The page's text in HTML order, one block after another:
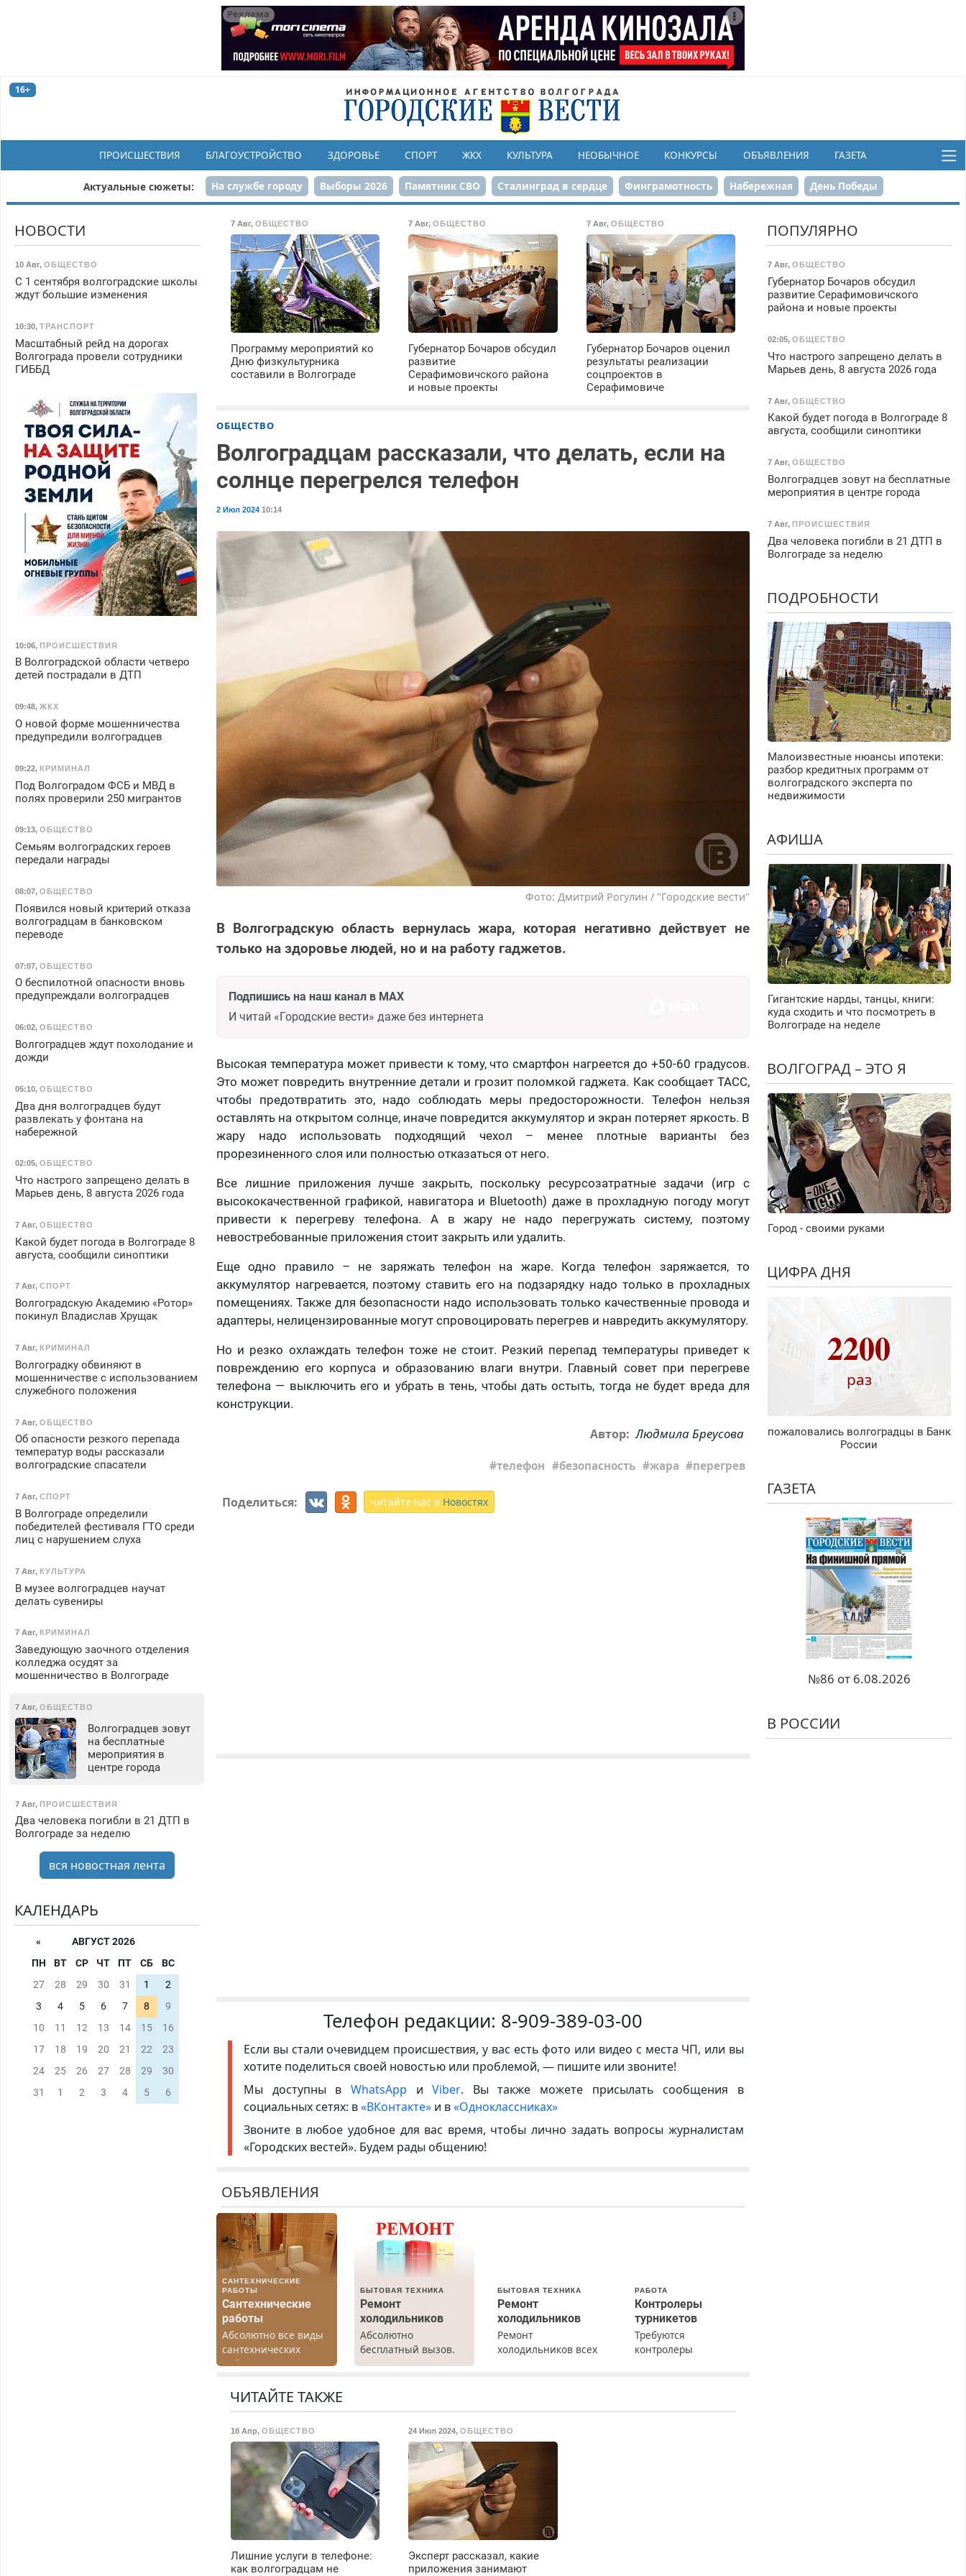
Реклама
16+
ПРОИСШЕСТВИЯ БЛАГОУСТРОЙСТВО ЗДОРОВЬЕ СПОРТ ЖКХ КУЛЬТУРА НЕОБЫЧНОЕ КОНКУРСЫ ОБЪЯВЛЕНИЯ ГАЗЕТА
Актуальные сюжеты: На службе городу Выборы 2026 Памятник СВО Сталинград в сердце Финграмотность Набережная День Победы
Реконструкция ЦПКиО 80-летие Победы Парк Героев-летчиков
7 Авг,ОБЩЕСТВО
Программу мероприятий ко
Дню физкультурника
составили в Волгограде
7 Авг,ОБЩЕСТВО
Губернатор Бочаров обсудил
развитие
Серафимовичского района
и новые проекты
7 Авг, ОБЩЕСТВО
Губернатор Бочаров оценил
результаты реализации
соцпроектов в
Серафимовиче
ОБЩЕСТВО
Волгоградцам рассказали, что делать, если на
солнце перегрелся телефон
2 Июл 2024 10:14
Фото: Дмитрий Рогулин / "Городские вести"
В Волгоградскую область вернулась жара, которая негативно действует не
только на здоровье людей, но и на работу гаджетов.
Подпишись на наш канал в MAX
И читай «Городские вести» даже без интернета
Высокая температура может привести к тому, что смартфон нагреется до +50-60 градусов.
Это может повредить внутренние детали и грозит поломкой гаджета. Как сообщает ТАСС,
чтобы предотвратить это, надо соблюдать меры предосторожности. Телефон нельзя
оставлять на открытом солнце, иначе повредится аккумулятор и экран потеряет яркость. В
жару надо использовать подходящий чехол – менее плотные варианты без
прорезиненного слоя или полностью отказаться от него.
Все лишние приложения лучше закрыть, поскольку ресурсозатратные задачи (игр с
высококачественной графикой, навигатора и Bluetooth) даже в прохладную погоду могут
привести к перегреву телефона. А в жару не надо перегружать систему, поэтому
невостребованные приложения стоит закрыть или удалить.
Еще одно правило – не заряжать телефон на жаре. Когда телефон заряжается, то
аккумулятор нагревается, поэтому ставить его на подзарядку надо только в прохладных
помещениях. Также для безопасности надо использовать только качественные провода и
адаптеры, нелицензированные могут спровоцировать перегрев и навредить аккумулятору.
Но и резко охлаждать телефон тоже не стоит. Резкий перепад температуры приведет к
повреждению его корпуса и образованию влаги внутри. Главный совет при перегреве
телефона — выключить его и убрать в тень, чтобы дать остыть, тогда не будет вреда для
конструкции.
Автор: Людмила Бреусова
телефон безопасность жара перегрев
Поделиться: читайте нас в Новостях
Телефон редакции: 8-909-389-03-00
Если вы стали очевидцем происшествия, у вас есть фото или видео с места ЧП, или вы
хотите поделиться своей новостью или проблемой, — пишите или звоните!
Мы доступны в WhatsApp иViber. Вы также можете присылать сообщения в
социальных сетях: в«ВКонтакте» и в«Одноклассниках»
Звоните в любое удобное для вас время, чтобы лично задать вопросы журналистам
«Городских вестей». Будем рады общению!
ОБЪЯВЛЕНИЯ
САНТЕХНИЧЕСКИЕ
РАБОТЫ
Сантехнические
работы
Абсолютно все виды
сантехнических
работ. Быстро.
Недорого.
БЫТОВАЯ ТЕХНИКА
Ремонт
холодильников
Абсолютно
бесплатный вызов.
Ремонт
выходных.
Пенсионерам –
скидки до 40%.
Мастер со стажем.
БЫТОВАЯ ТЕХНИКА
Ремонт
холодильников
Ремонт
холодильников всех
районы. Скидка.
Вызов бесплатный.
РАБОТА
Контролеры
турникетов
Требуются
контролеры
ЧИТАЙТЕ ТАКЖЕ
18 Апр,ОБЩЕСТВО
Лишние услуги в телефоне:
как волгоградцам не
24 Июл 2024,ОБЩЕСТВО
Эксперт рассказал, какие
приложения занимают
НОВОСТИ
10 Авг, ОБЩЕСТВО
С 1 сентября волгоградские школы
ждут большие изменения
10:30, ТРАНСПОРТ
Масштабный рейд на дорогах
Волгограда провели сотрудники
ГИББД
10:06, ПРОИСШЕСТВИЯ
В Волгоградской области четверо
детей пострадали в ДТП
09:48, ЖКХ
О новой форме мошенничества
предупредили волгоградцев
09:22, КРИМИНАЛ
Под Волгоградом ФСБ и МВД в
полях проверили 250 мигрантов
09:13, ОБЩЕСТВО
Семьям волгоградских героев
передали награды
08:07, ОБЩЕСТВО
Появился новый критерий отказа
волгоградцам в банковском
переводе
07:07, ОБЩЕСТВО
О беспилотной опасности вновь
предупреждали волгоградцев
06:02, ОБЩЕСТВО
Волгоградцев ждут похолодание и
дожди
05:10, ОБЩЕСТВО
Два дня волгоградцев будут
развлекать у фонтана на
набережной
02:05, ОБЩЕСТВО
Что настрого запрещено делать в
Марьев день, 8 августа 2026 года
7 Авг, ОБЩЕСТВО
Какой будет погода в Волгограде 8
августа, сообщили синоптики
7 Авг, СПОРТ
Волгоградскую Академию «Ротор»
покинул Владислав Хрущак
7 Авг, КРИМИНАЛ
Волгоградку обвиняют в
мошенничестве с использованием
служебного положения
7 Авг, ОБЩЕСТВО
Об опасности резкого перепада
температур воды рассказали
волгоградские спасатели
7 Авг, СПОРТ
В Волгограде определили
победителей фестиваля ГТО среди
лиц с нарушением слуха
7 Авг, КУЛЬТУРА
В музее волгоградцев научат
делать сувениры
7 Авг, КРИМИНАЛ
Заведующую заочного отделения
колледжа осудят за
мошенничество в Волгограде
7 Авг, ОБЩЕСТВО
Волгоградцев зовут
на бесплатные
мероприятия в
центре города
7 Авг, ПРОИСШЕСТВИЯ
Два человека погибли в 21 ДТП в
Волгограде за неделю
вся новостная лента
КАЛЕНДАРЬ
«
АВГУСТ 2026
ПН
ВТ СР ЧТ ПТ СБ
ВС
27
28 29 30 31 1
2
3
4 5 6 7 8
9
10
11 12 13 14 15
16
17
18 19 20 21 22
23
24
25 26 27 28 29
30
31
1 2 3 4 5 6
ПОПУЛЯРНО
7 Авг, ОБЩЕСТВО
Губернатор Бочаров обсудил
развитие Серафимовичского
района и новые проекты
02:05, ОБЩЕСТВО
Что настрого запрещено делать в
Марьев день, 8 августа 2026 года
7 Авг, ОБЩЕСТВО
Какой будет погода в Волгограде 8
августа, сообщили синоптики
7 Авг, ОБЩЕСТВО
Волгоградцев зовут на бесплатные
мероприятия в центре города
7 Авг, ПРОИСШЕСТВИЯ
Два человека погибли в 21 ДТП в
Волгограде за неделю
ПОДРОБНОСТИ
Малоизвестные нюансы ипотеки:
разбор кредитных программ от
волгоградского эксперта по
недвижимости
АФИША
Гигантские нарды, танцы, книги:
куда сходить и что посмотреть в
Волгограде на неделе
ВОЛГОГРАД – ЭТО Я
Город - своими руками
ЦИФРА ДНЯ
2200
раз
пожаловались волгоградцы в Банк
России
ГАЗЕТА
№86 от 6.08.2026
В РОССИИ